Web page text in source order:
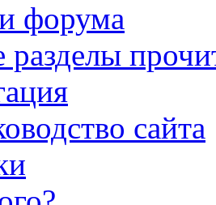
форума
разделы
сайта